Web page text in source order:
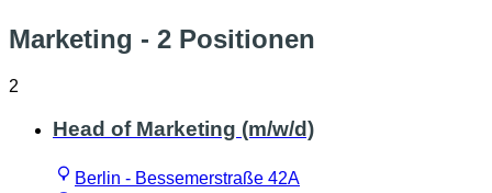
Marketing - 2 Positionen
2
Head of Marketing (m/w/d)
Berlin - Bessemerstraße 42A